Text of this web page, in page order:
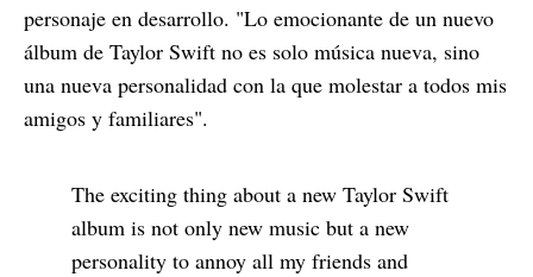
personaje en desarrollo. "Lo emocionante de un nuevo
álbum de Taylor Swift no es solo música nueva, sino
una nueva personalidad con la que molestar a todos mis
amigos y familiares".
The exciting thing about a new Taylor Swift
album is not only new music but a new
personality to annoy all my friends and